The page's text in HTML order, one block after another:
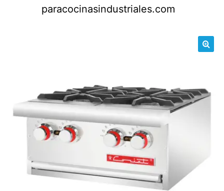
paracocinasindustriales.com